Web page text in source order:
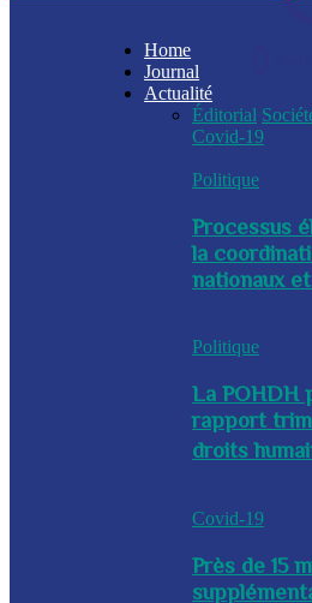
Home
Journal
Actualité
Éditorial
Covid-19
Politique
Processus
la
nationaux
Politique
La POHDH
rapport
droits
Covid-19
Près de 15